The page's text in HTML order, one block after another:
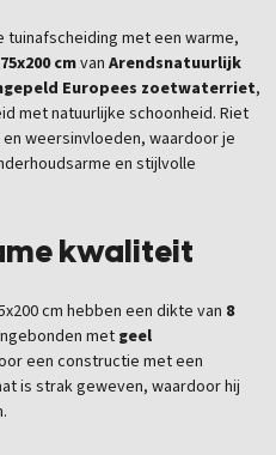
tuinafscheiding met een warme,
cmvan Arendsnatuurlijk
Europees zoetwaterriet,
met natuurlijke schoonheid. Riet
weersinvloeden, waardoor je
en stijlvolle
kwaliteit
cm hebben een dikte van 8
met geel
een constructie met een
is strak geweven, waardoor hij